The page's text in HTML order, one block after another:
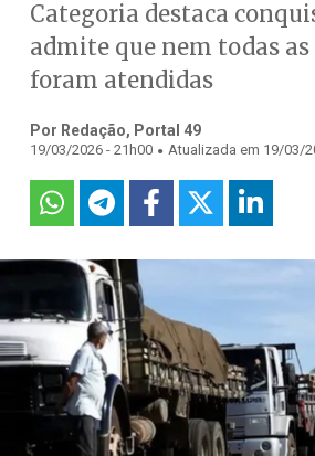
Categoria destaca
admite que nem todas
foram atendidas
Por Redação, Portal 49
19/03/2026 - 21h00 . Atualizada em 19/03/